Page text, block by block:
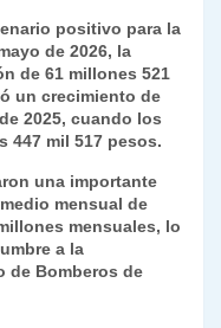
positivo para la
de 2026, la
de 61 millones 521
un crecimiento de
2025, cuando los
447 mil 517 pesos.
una importante
mensual de
mensuales, lo
a la
de Bomberos de